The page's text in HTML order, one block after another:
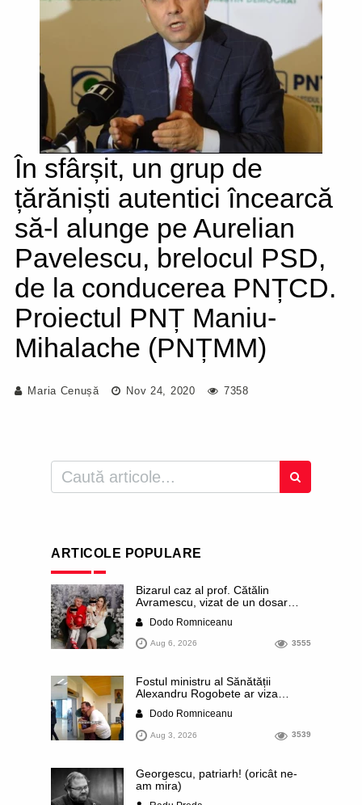
În sfârșit, un grup de
țărăniști autentici încearcă
să-l alunge pe Aurelian
Pavelescu, brelocul PSD,
de la conducerea PNȚCD.
Proiectul PNȚ Maniu-
Mihalache (PNȚMM)
Maria Cenușă Nov 24, 2020 7358
ARTICOLE POPULARE
Bizarul caz al prof. Cătălin
Avramescu, vizat de un dosar
infantilă”. Miroase a execuție
stalinistă. Cea mai imundă parte a
presei publică inclusiv documente
dezvăluite date ultra-personale
ale profesorului, inclusiv
diagnostice și tratamente
Dodo Romniceanu
Aug 6, 2026 3555
Fostul ministru al Sănătății
Alexandru Rogobete ar viza
funcția lui Dominic Fritz de primar
al orașului Timișoara. Pesedistul
publică imagini demne de Coreea
de Nord cu femei din Timișoara
Dodo Romniceanu
Aug 3, 2026 3539
Georgescu, patriarh! (oricât ne-
am mira)